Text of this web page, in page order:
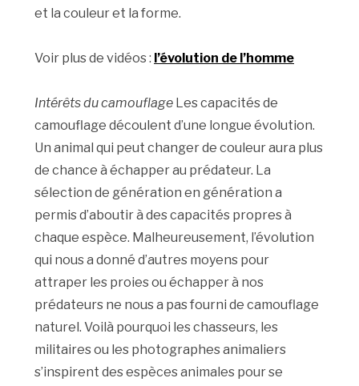
et la couleur et la forme.
Voir plus de vidéos : l’évolution de l’homme
Intérêts du camouflage Les capacités de
camouflage découlent d’une longue évolution.
Un animal qui peut changer de couleur aura plus
de chance à échapper au prédateur. La
sélection de génération en génération a
permis d’aboutir à des capacités propres à
chaque espèce. Malheureusement, l’évolution
qui nous a donné d’autres moyens pour
attraper les proies ou échapper à nos
prédateurs ne nous a pas fourni de camouflage
naturel. Voilà pourquoi les chasseurs, les
militaires ou les photographes animaliers
s’inspirent des espèces animales pour se